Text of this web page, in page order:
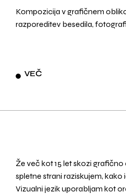
Kompozicija v grafičnem
razporeditev besedila,
VEČ
Že več kot 15 let skozi
spletne strani raziskujem,
Vizualni jezik uporabljam kot